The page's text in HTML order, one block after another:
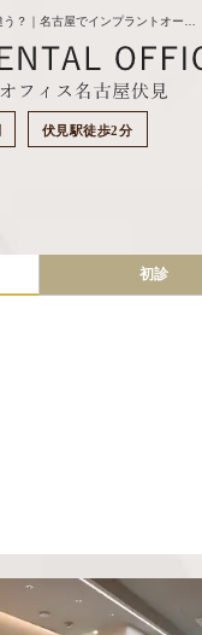
伏見駅徒歩2分
初診